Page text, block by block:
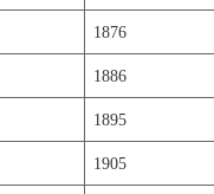
1876
1886
1895
1905